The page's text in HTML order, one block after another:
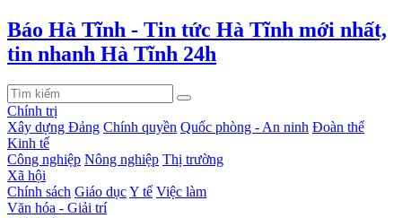
Báo Hà Tĩnh - Tin tức Hà Tĩnh mới nhất,
tin nhanh Hà Tĩnh 24h
Chính trị
Xây dựng Đảng Chính quyền Quốc phòng - An ninh Đoàn thể
Kinh tế
Công nghiệp Nông nghiệp Thị trường
Xã hội
Chính sách Giáo dụcY tế Việc làm
Văn hóa - Giải trí